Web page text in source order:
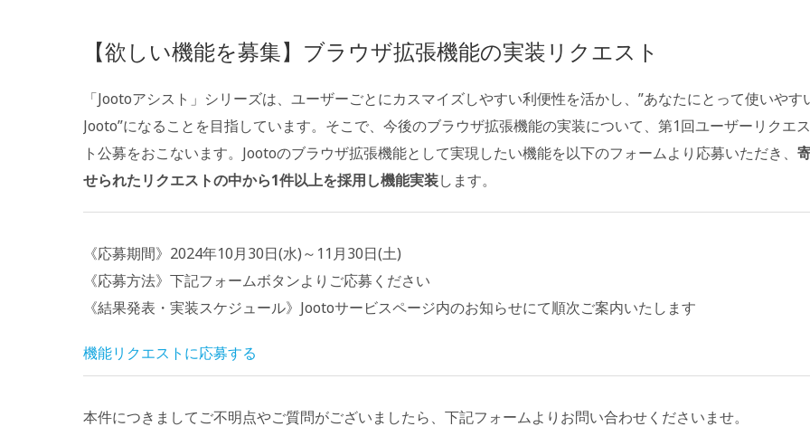
【欲しい機能を募集】ブラウザ拡張機能の実装リクエスト
「Jootoアシスト」シリーズは、ユーザーごとにカスマイズしやすい利便性を活かし、”あなたにとって使いやす
Jooto”になることを目指しています。そこで、今後のブラウザ拡張機能の実装について、第1回ユーザーリクエス
ト公募をおこないます。Jootoのブラウザ拡張機能として実現したい機能を以下のフォームより応募いただき、
せられたリクエストの中から1件以上を採用し機能実装します。
《応募期間》2024年10月30日(水)～11月30日(土)
《応募方法》下記フォームボタンよりご応募ください
《結果発表・実装スケジュール》Jootoサービスページ内のお知らせにて順次ご案内いたします
機能リクエストに応募する
本件につきましてご不明点やご質問がございましたら、下記フォームよりお問い合わせくださいませ。